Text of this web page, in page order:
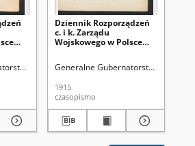
(1915-1918 ; terytorium pod okupacją
Dziennik Rozporządzeń
c. i k. Zarządu
Wojskowego w Polsce
Generalne Gubernatorstwo (1915-
1915
czasopismo